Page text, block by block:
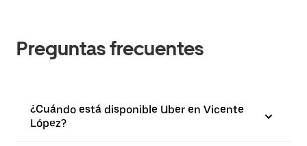
Preguntas frecuentes
¿Cuándo está disponible Uber en Vicente
López?